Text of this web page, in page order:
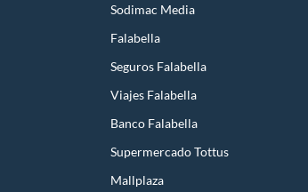
Sodimac Media
Falabella
Seguros Falabella
Viajes Falabella
Banco Falabella
Supermercado Tottus
Mallplaza